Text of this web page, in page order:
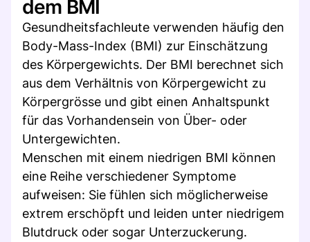
dem BMI
Gesundheitsfachleute verwenden häufig den
Body-Mass-Index (BMI) zur Einschätzung
des Körpergewichts. Der BMI berechnet sich
aus dem Verhältnis von Körpergewicht zu
Körpergrösse und gibt einen Anhaltspunkt
für das Vorhandensein von Über- oder
Untergewichten.
Menschen mit einem niedrigen BMI können
eine Reihe verschiedener Symptome
aufweisen: Sie fühlen sich möglicherweise
extrem erschöpft und leiden unter niedrigem
Blutdruck oder sogar Unterzuckerung.